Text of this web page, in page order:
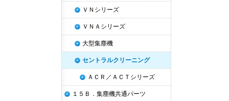
ＶＮシリーズ
ＶＮＡシリーズ
大型集塵機
セントラルクリーニング
ＡＣＲ／ＡＣＴシリーズ
１５Ｂ．集塵機共通パーツ